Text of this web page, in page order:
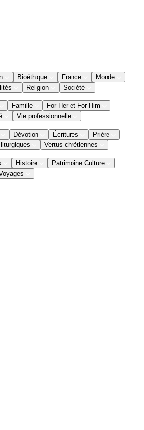
Bioéthique France
Monde
Religion Société
Famille
For Her et For Him
Vie professionnelle
Dévotion Écritures
Prière
Vertus chrétiennes
Histoire
Patrimoine Culture